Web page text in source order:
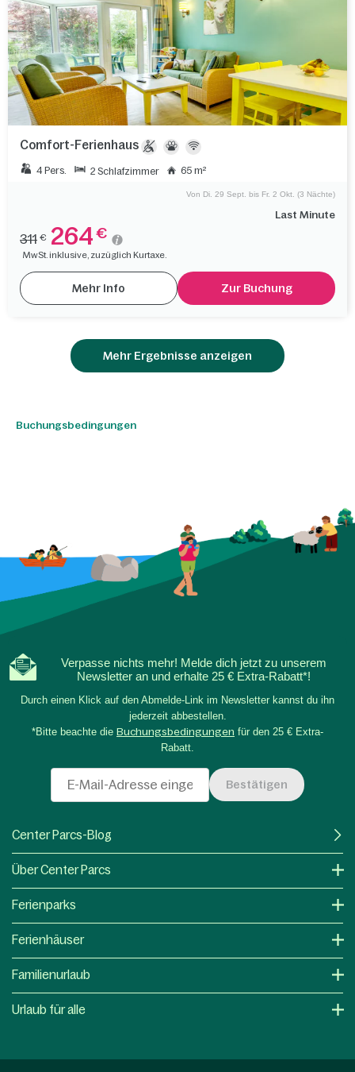
Comfort-Ferienhaus
4 Pers. 2 Schlafzimmer 65 m²
Last Minute
Von Di. 29 Sept. bis Fr. 2 Okt. (3 Nächte)
311 € 264 €
MwSt. inklusive, zuzüglich Kurtaxe.
Mehr Info Zur Buchung
Mehr Ergebnisse anzeigen
Buchungsbedingungen
Verpasse nichts mehr! Melde dich jetzt zu unserem
Newsletter an und erhalte 25 € Extra-Rabatt*!
Durch einen Klick auf den Abmelde-Link im Newsletter kannst du ihn
jederzeit abbestellen.
*Bitte beachte die Buchungsbedingungen für den 25 € Extra-
Rabatt.
Bestätigen
Center Parcs-Blog
Über Center Parcs
Ferienparks
Ferienhäuser
Familienurlaub
Urlaub für alle